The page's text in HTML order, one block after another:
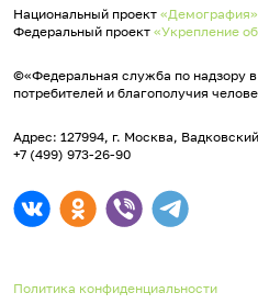
Национальный проект «Демография»
Федеральный проект «Укрепление
©«Федеральная служба по надзору
потребителей и благополучия
Адрес: 127994, г. Москва,
+7 (499) 973-26-90
Политика конфиденциальности